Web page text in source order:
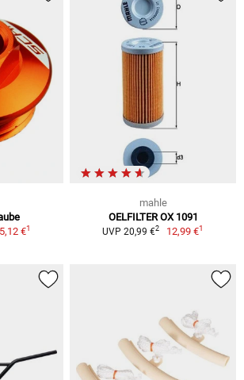
€1
mahle
OELFILTER OX 1091
UVP 20,99 €2 12,99 €1